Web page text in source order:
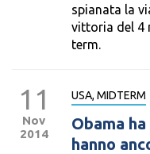
spianata la
vittoria del 4
term.
11
Nov
2014
USA, MIDTERM
Obama
hanno